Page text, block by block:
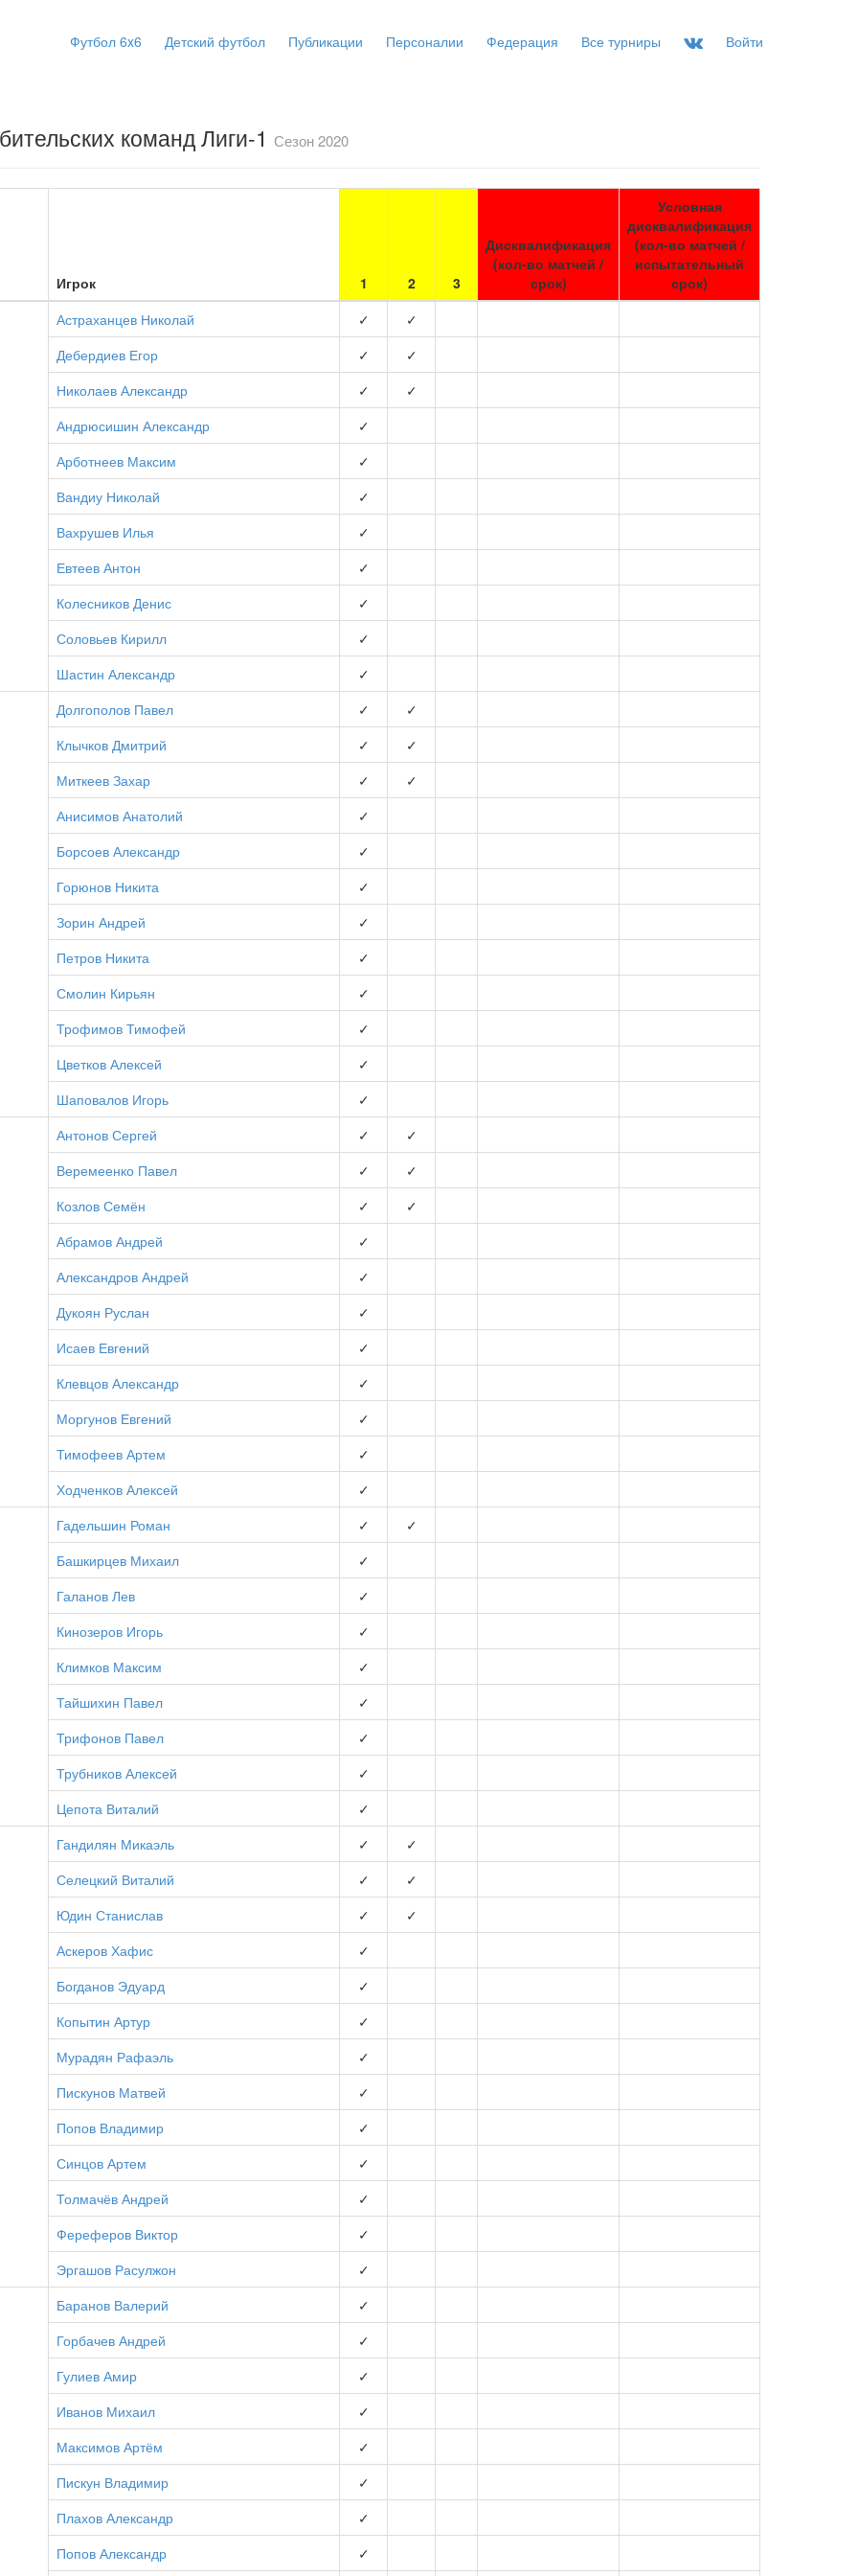
Футбол 6x6 Детский футбол Публикации Персоналии Федерация Все турниры Войти
команд Лиги-1 Сезон 2020
Игрок 1 2 3
Дисквалификация
(кол-во матчей /
срок)
Условная
дисквалификация
(кол-во матчей /
испытательный
срок)
Астраханцев Николай
✓
✓
Дебердиев Егор
✓
✓
Николаев Александр
✓
✓
Андрюсишин Александр
✓
Арботнеев Максим
✓
Вандиу Николай
✓
Вахрушев Илья
✓
Евтеев Антон
✓
Колесников Денис
✓
Соловьев Кирилл
✓
Шастин Александр
✓
Долгополов Павел
✓
✓
Клычков Дмитрий
✓
✓
Миткеев Захар
✓
✓
Анисимов Анатолий
✓
Борсоев Александр
✓
Горюнов Никита
✓
Зорин Андрей
✓
Петров Никита
✓
Смолин Кирьян
✓
Трофимов Тимофей
✓
Цветков Алексей
✓
Шаповалов Игорь
✓
Антонов Сергей
✓
✓
Веремеенко Павел
✓
✓
Козлов Семён
✓
✓
Абрамов Андрей
✓
Александров Андрей
✓
Дукоян Руслан
✓
Исаев Евгений
✓
Клевцов Александр
✓
Моргунов Евгений
✓
Тимофеев Артем
✓
Ходченков Алексей
✓
Гадельшин Роман
✓
✓
Башкирцев Михаил
✓
Галанов Лев
✓
Кинозеров Игорь
✓
Климков Максим
✓
Тайшихин Павел
✓
Трифонов Павел
✓
Трубников Алексей
✓
Цепота Виталий
✓
Гандилян Микаэль
✓
✓
Селецкий Виталий
✓
✓
Юдин Станислав
✓
✓
Аскеров Хафис
✓
Богданов Эдуард
✓
Копытин Артур
✓
Мурадян Рафаэль
✓
Пискунов Матвей
✓
Попов Владимир
✓
Синцов Артем
✓
Толмачёв Андрей
✓
Фереферов Виктор
✓
Эргашов Расулжон
✓
Баранов Валерий
✓
Горбачев Андрей
✓
Гулиев Амир
✓
Иванов Михаил
✓
Максимов Артём
✓
Пискун Владимир
✓
Плахов Александр
✓
Попов Александр
✓